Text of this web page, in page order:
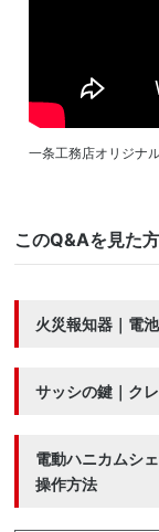
gunma.com/
maintenance.php
一条工務店オリジナ
このQ&Aを見た
火災報知器｜電
サッシの鍵｜ク
電動ハニカムシ
操作方法